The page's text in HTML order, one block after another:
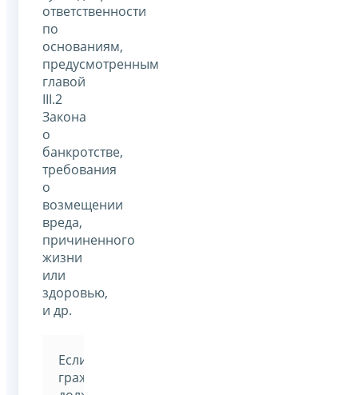
ответственности
по
основаниям,
предусмотренным
главой
III.2
Закона
о
банкротстве,
требования
о
возмещении
вреда,
причиненного
жизни
или
здоровью,
и др.
Если
гражданин-